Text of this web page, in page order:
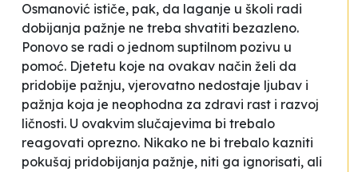
Osmanović ističe, pak, da laganje u školi radi
dobijanja pažnje ne treba shvatiti bezazleno.
Ponovo se radi o jednom suptilnom pozivu u
pomoć. Djetetu koje na ovakav način želi da
pridobije pažnju, vjerovatno nedostaje ljubav i
pažnja koja je neophodna za zdravi rast i razvoj
ličnosti. U ovakvim slučajevima bi trebalo
reagovati oprezno. Nikako ne bi trebalo kazniti
pokušaj pridobijanja pažnje, niti ga ignorisati, ali